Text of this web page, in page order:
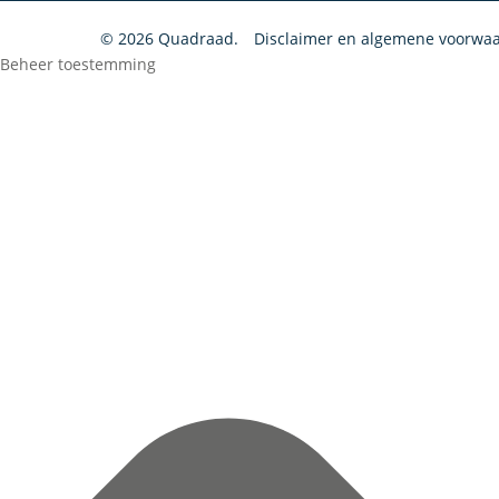
© 2026 Quadraad.
Disclaimer en algemene
Beheer toestemming